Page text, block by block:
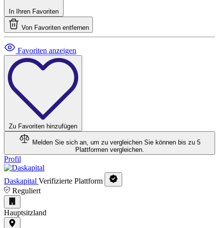
In Ihren Favoriten
Von Favoriten entfernen
Favoriten anzeigen
Zu Favoriten hinzufügen
Melden Sie sich an, um zu vergleichen Sie können bis zu 5
Plattformen vergleichen.
Profil
Daskapital Verifizierte Plattform
Reguliert
Hauptsitzland